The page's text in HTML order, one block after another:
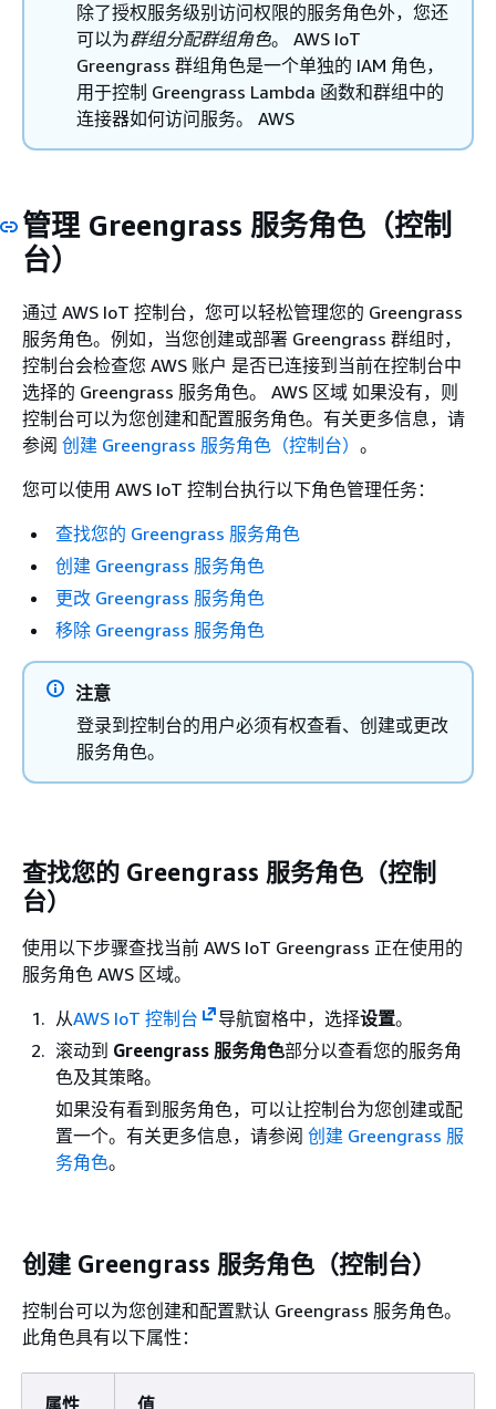
除了授权服务级别访问权限的服务角色外，您还
可以为群组分配群组角色。 AWS IoT
Greengrass 群组角色是一个单独的 IAM 角色，
用于控制 Greengrass Lambda 函数和群组中的
连接器如何访问服务。 AWS
管理 Greengrass 服务角色（控制
台）
通过 AWS IoT 控制台，您可以轻松管理您的 Greengrass
服务角色。例如，当您创建或部署 Greengrass 群组时，
控制台会检查您 AWS 账户 是否已连接到当前在控制台中
选择的 Greengrass 服务角色。 AWS 区域 如果没有，则
控制台可以为您创建和配置服务角色。有关更多信息，请
参阅 创建 Greengrass 服务角色（控制台） 。
您可以使用 AWS IoT 控制台执行以下角色管理任务：
查找您的 Greengrass 服务角色
创建 Greengrass 服务角色
更改 Greengrass 服务角色
移除 Greengrass 服务角色
注意
登录到控制台的用户必须有权查看、创建或更改
服务角色。
查找您的 Greengrass 服务角色（控制
台）
使用以下步骤查找当前 AWS IoT Greengrass 正在使用的
服务角色 AWS 区域。
从AWS IoT 控制台 导航窗格中，选择设置。
滚动到 Greengrass 服务角色部分以查看您的服务角
色及其策略。
如果没有看到服务角色，可以让控制台为您创建或配
置一个。有关更多信息，请参阅 创建 Greengrass 服
务角色。
创建 Greengrass 服务角色（控制台）
控制台可以为您创建和配置默认 Greengrass 服务角色。
此角色具有以下属性：
属性 值